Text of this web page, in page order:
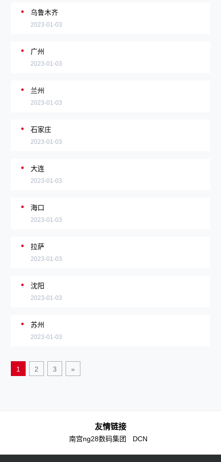
乌鲁木齐
2023-01-03
广州
2023-01-03
兰州
2023-01-03
石家庄
2023-01-03
大连
2023-01-03
海口
2023-01-03
拉萨
2023-01-03
沈阳
2023-01-03
苏州
2023-01-03
1 2 3 »
友情链接
南宫ng28数码集团 DCN